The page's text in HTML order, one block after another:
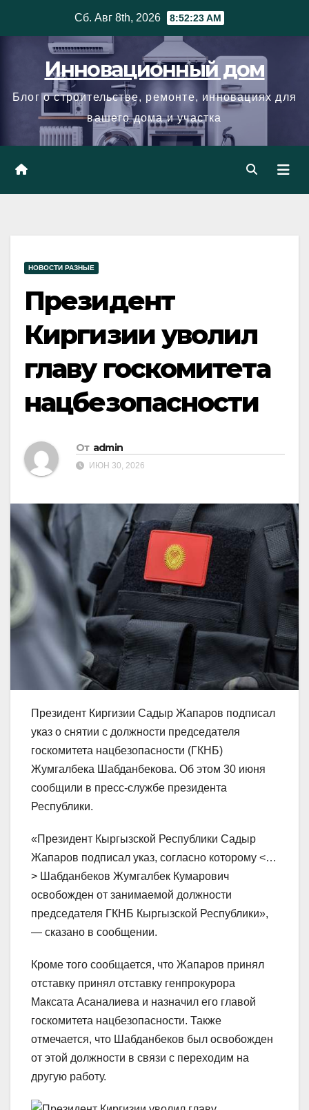
Сб. Авг 8th, 2026 8:52:24 AM
Инновационный дом
Блог о строительстве, ремонте, инновациях для
вашего дома и участка
НОВОСТИ РАЗНЫЕ
Президент
Киргизии уволил
главу госкомитета
нацбезопасности
От admin
ИЮН 30, 2026
Президент Киргизии Садыр Жапаров подписал
указ о снятии с должности председателя
госкомитета нацбезопасности (ГКНБ)
Жумгалбека Шабданбекова. Об этом 30 июня
сообщили в пресс-службе президента
Республики.
«Президент Кыргызской Республики Садыр
Жапаров подписал указ, согласно которому <…
> Шабданбеков Жумгалбек Кумарович
освобожден от занимаемой должности
председателя ГКНБ Кыргызской Республики»,
— сказано в сообщении.
Кроме того сообщается, что Жапаров принял
отставку принял отставку генпрокурора
Максата Асаналиева и назначил его главой
госкомитета нацбезопасности. Также
отмечается, что Шабданбеков был освобожден
от этой должности в связи с переходим на
другую работу.